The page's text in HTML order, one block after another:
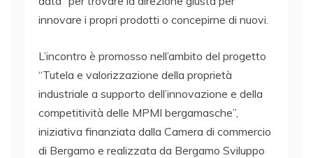
innovare i propri prodotti o concepirne di nuovi.
L’incontro è promosso nell’ambito del progetto
“Tutela e valorizzazione della proprietà
industriale a supporto dell’innovazione e della
competitività delle MPMI bergamasche”,
iniziativa finanziata dalla Camera di commercio
di Bergamo e realizzata da Bergamo Sviluppo